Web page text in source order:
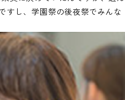
すし、学園祭の後夜祭でみんな